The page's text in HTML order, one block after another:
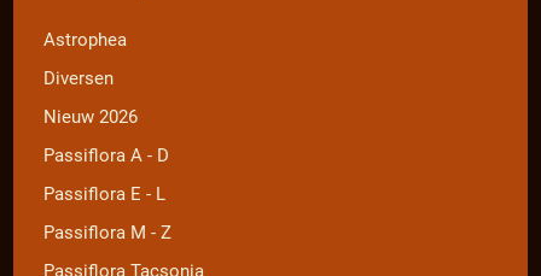
Astrophea
Diversen
Nieuw 2026
Passiflora A - D
Passiflora E - L
Passiflora M - Z
Passiflora Tacsonia